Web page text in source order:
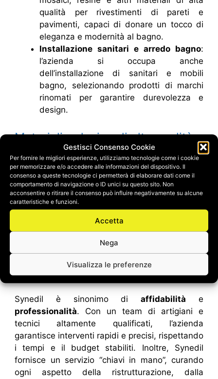
Gestisci Consenso Cookie
Per fornire le migliori esperienze, utilizziamo tecnologie come i cookie
per memorizzare e/o accedere alle informazioni del dispositivo. Il
consenso a queste tecnologie ci permetterà di elaborare dati come il
comportamento di navigazione o ID unici su questo sito. Non
acconsentire o ritirare il consenso può influire negativamente su alcune
caratteristiche e funzioni.
Accetta
Nega
Visualizza le preferenze
qualità per rivestimenti di pareti e
pavimenti, capaci di donare un tocco di
eleganza e modernità al bagno.
Installazione sanitari e arredo bagno:
l’azienda si occupa anche
dell’installazione di sanitari e mobili
bagno, selezionando prodotti di marchi
rinomati per garantire durevolezza e
design.
Materiali e design di alta qualità
Synedil si distingue per l’utilizzo dimateriali di
prima sceltae tecnologie avanzate che
assicurano la massima resistenza e facilità di
manutenzione. Che si tratti di un bagno in stile
moderno, classico o minimalista, Synedil è in
grado di trasformare ogni ambiente in un luogo
di relax e benessere, dove comfort ed estetica
convivono in perfetta armonia.
Perché scegliere Synedil
Synedil è sinonimo diaffidabilità e
professionalità. Con un team di artigiani e
tecnici altamente qualificati, l’azienda
garantisce interventi rapidi e precisi, rispettando
i tempi e il budget stabiliti. Inoltre, Synedil
fornisce un servizio “chiavi in mano”, curando
ogni aspetto della ristrutturazione, dalla